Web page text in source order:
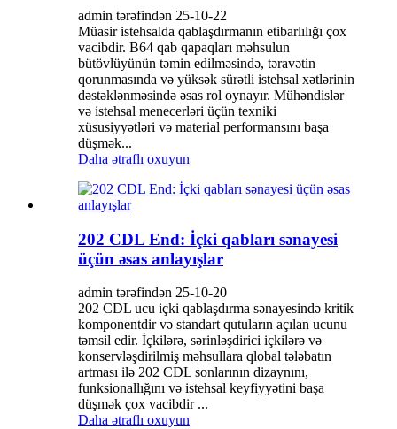
admin tərəfindən 25-10-22
Müasir istehsalda qablaşdırmanın etibarlılığı çox
vacibdir. B64 qab qapaqları məhsulun
bütövlüyünün təmin edilməsində, təravətin
qorunmasında və yüksək sürətli istehsal xətlərinin
dəstəklənməsində əsas rol oynayır. Mühəndislər
və istehsal menecerləri üçün texniki
xüsusiyyətləri və material performansını başa
düşmək...
Daha ətraflı oxuyun
202 CDL End: İçki qabları sənayesi
üçün əsas anlayışlar
admin tərəfindən 25-10-20
202 CDL ucu içki qablaşdırma sənayesində kritik
komponentdir və standart qutuların açılan ucunu
təmsil edir. İçkilərə, sərinləşdirici içkilərə və
konservləşdirilmiş məhsullara qlobal tələbatın
artması ilə 202 CDL sonlarının dizaynını,
funksionallığını və istehsal keyfiyyətini başa
düşmək çox vacibdir ...
Daha ətraflı oxuyun